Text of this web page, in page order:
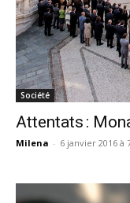
Société
Attentats :
Milena - 6 janvier 2016 à